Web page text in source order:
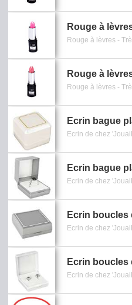
Rouge à
Rouge à
Ecrin bague
Ecrin bague